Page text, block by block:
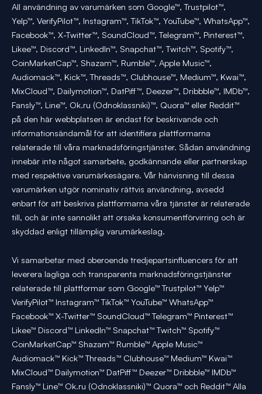
All användning av varumärken som Google™, Trustpilot™,
Yelp™, VerifyPilot™, Instagram™, TikTok™, YouTube™, WhatsApp™,
Facebook™, X-Twitter™, SoundCloud™, Telegram™, Pinterest™,
Likee™, Discord™, LinkedIn™, Snapchat™, Twitch™, Spotify™,
CoinMarketCap™, Shazam™, Rumble™, Apple Music™,
Audiomack™, Kick™, Threads™, Clubhouse™, Medium™, Kwai™,
MixCloud™, Dailymotion™, DatPiff™, Deezer™, Dribbble™, IMDb™,
Fansly™, Line™, Ok.ru (Odnoklassniki)™, Quora™ eller Reddit™
på den här webbplatsen är endast för beskrivande och
informationsändamål för att identifiera plattformarna
relaterade till våra marknadsföringstjänster. Sådan användning
innebär inte något samarbete, godkännande eller partnerskap
med respektive varumärkesägare. Vår hänvisning till dessa
varumärken utgör nominativ rättvis användning, avsedd
enbart för att beskriva plattformarna våra tjänster är relaterade
till, och är inte sannolikt att orsaka konsumentförvirring och är
skyddad enligt tillämplig varumärkeslag.
Vi samarbetar med oberoende tredjepartsinfluencers för att
leverera lagliga och transparenta marknadsföringstjänster
relaterade till plattformar som Google™ Trustpilot™ Yelp™
VerifyPilot™ Instagram™ TikTok™ YouTube™ WhatsApp™
Facebook™ X-Twitter™ SoundCloud™ Telegram™ Pinterest™
Likee™ Discord™ LinkedIn™ Snapchat™ Twitch™ Spotify™
CoinMarketCap™ Shazam™ Rumble™ Apple Music™
Audiomack™ Kick™ Threads™ Clubhouse™ Medium™ Kwai™
MixCloud™ Dailymotion™ DatPiff™ Deezer™ Dribbble™ IMDb™
Fansly™ Line™ Ok.ru (Odnoklassniki)™ Quora™ och Reddit™ Alla